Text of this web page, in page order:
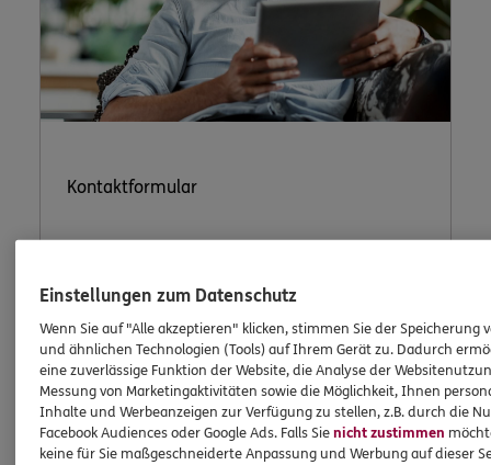
Kontaktformular
Nutzen Sie unser sicheres Kontaktformular.
ERGO Berater kontaktieren
Einstellungen zum Datenschutz
Wenn Sie auf "Alle akzeptieren" klicken, stimmen Sie der Speicherung
und ähnlichen Technologien (Tools) auf Ihrem Gerät zu. Dadurch
eine zuverlässige Funktion der Website, die Analyse der
Messung von Marketingaktivitäten sowie die Möglichkeit, Ihnen
Inhalte und Werbeanzeigen zur Verfügung zu stellen, z.B. durch die
Facebook Audiences oder Google Ads. Falls Sienicht zustimmen
keine für Sie maßgeschneiderte Anpassung und Werbung auf dieser